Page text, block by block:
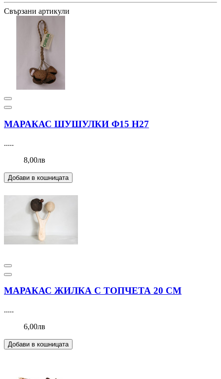
Свързани артикули
МАРАКАС ШУШУЛКИ Ф15 Н27
.....
8,00лв
Добави в кошницата
МАРАКАС ЖИЛКА С ТОПЧЕТА 20 СМ
.....
6,00лв
Добави в кошницата